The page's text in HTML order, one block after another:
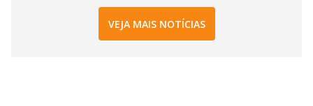
VEJA MAIS NOTÍCIAS